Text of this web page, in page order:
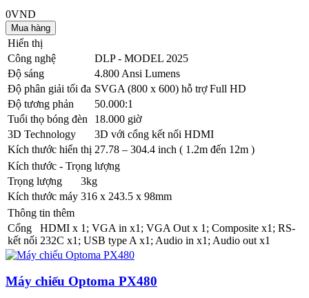
0VND
Hiển thị
Công nghệ
DLP - MODEL 2025
Độ sáng
4.800 Ansi Lumens
Độ phân giải tối đa SVGA (800 x 600) hỗ trợ Full HD
Độ tương phản
50.000:1
Tuổi thọ bóng đèn
18.000 giờ
3D Technology
3D với cổng kết nối HDMI
Kích thước hiển thị 27.78 – 304.4 inch ( 1.2m đến 12m )
Kích thước - Trọng lượng
Trọng lượng
3kg
Kích thước máy 316 x 243.5 x 98mm
Thông tin thêm
Cổng
kết nối
HDMI x 1; VGA in x1; VGA Out x 1; Composite x1; RS-
232C x1; USB type A x1; Audio in x1; Audio out x1
Máy chiếu Optoma PX480